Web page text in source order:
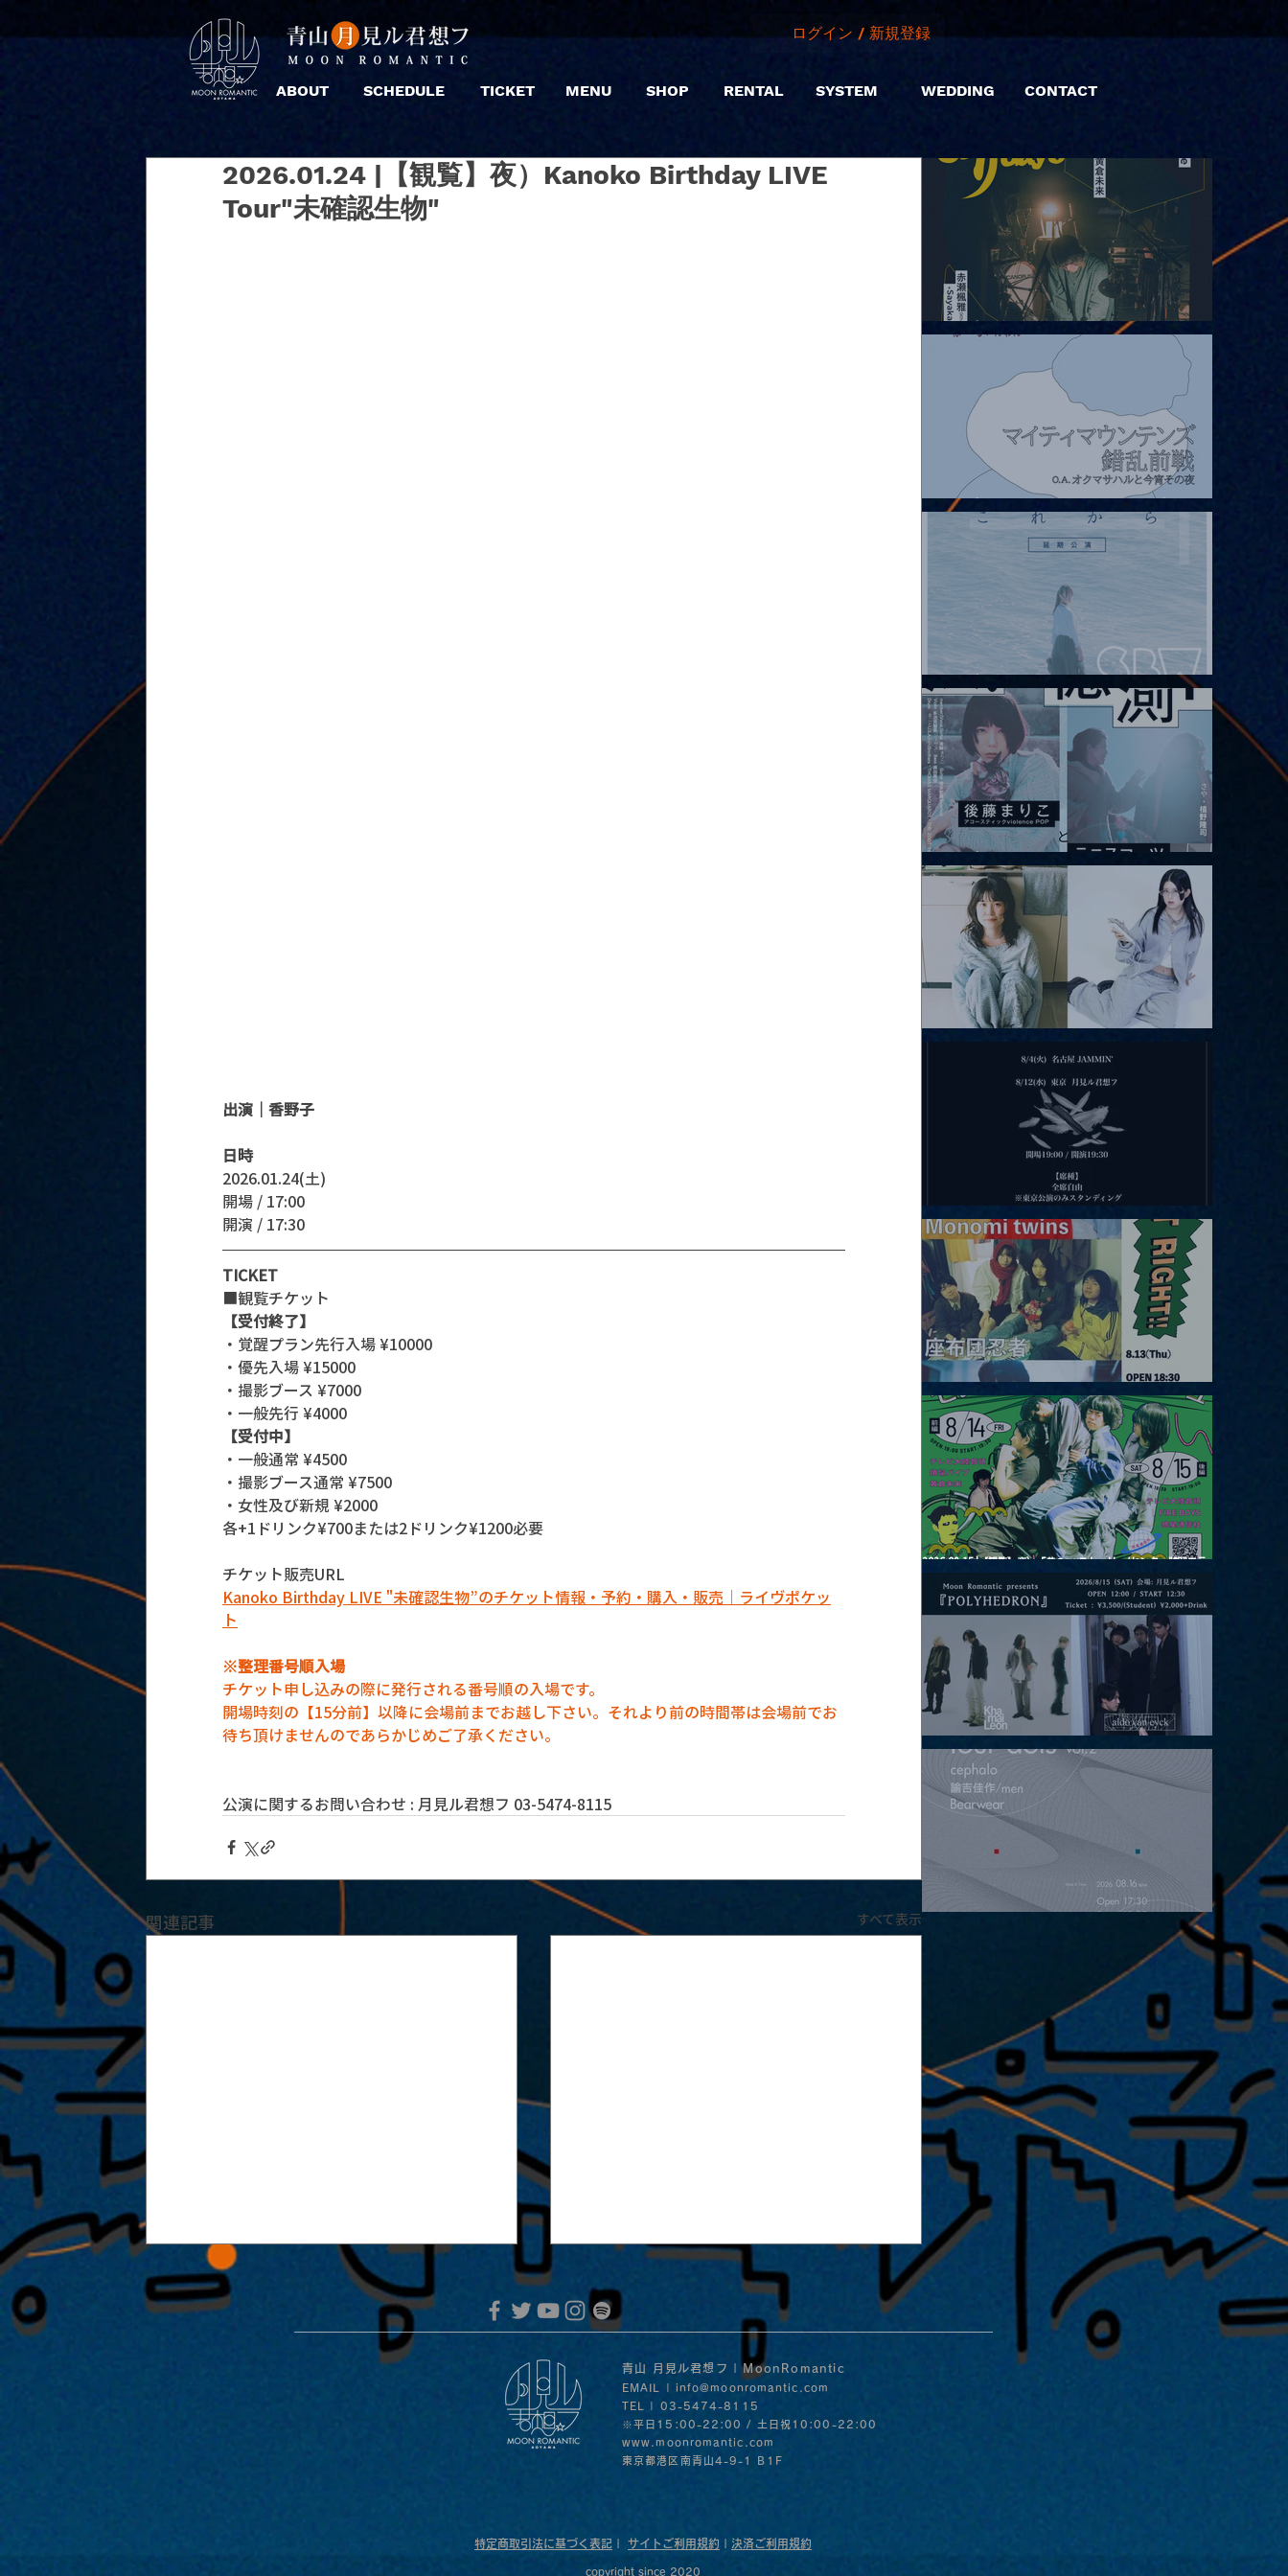
ABOUT SCHEDULE TICKET MENU SHOP
ログイン / 新規登録
RENTAL SYSTEM WEDDING CONTACT
2026.01.24 |【観覧】夜）Kanoko Birthday LIVE
Tour"未確認生物"
出演｜香野子
日時
2026.01.24(土)
開場 / 17:00
開演 / 17:30
TICKET
■観覧チケット
【受付終了】
・覚醒プラン先行入場 ¥10000
・優先入場 ¥15000
・撮影ブース ¥7000
・一般先行 ¥4000
【受付中】
・一般通常 ¥4500
・撮影ブース通常 ¥7500
・女性及び新規 ¥2000
各+1ドリンク¥700または2ドリンク¥1200必要
チケット販売URL
Kanoko Birthday LIVE "未確認生物”のチケット情報・予約・購入・販売｜ライヴポケッ
ト
※整理番号順入場
チケット申し込みの際に発行される番号順の入場です。
開場時刻の【15分前】以降に会場前までお越し下さい。それより前の時間帯は会場前でお
待ち頂けませんのであらかじめご了承ください。
公演に関するお問い合わせ : 月見ル君想フ 03-5474-8115
関連記事 すべて表示
2026.08.06 |【観覧】hamachiまつり2026２days-月見ル君想フ編
2026.08.07 |【観覧】マイティマウンテンズpresents. “HALL-IN-
2026.08.08 |【観覧】Oaiko pre.「これから」延期公演 Blurred
City Lights × 17歳とベルリンの壁
2026.08.10 |【観覧】「巷のmyストーリー/風の憶測1～後藤まりこ
アコースティックviolence POPとテニスコーツ」
2026.08.12 |【観覧】田澤孝介 ソロワンマン 「Ballad Box 2026」
2026.08.13 |【観覧】JUST RIGHT!! vol.26
2026.08.15 |【観覧】夜）『巷のmyストーリー/センター"訳"フラ
ッシュ⚡️後編』
2026.08.15 |【観覧】昼）月見ルpre.『POLYHEDRON』
青山 月見ル君想フ | MoonRomantic
EMAIL |
info@moonromantic.com
TEL | 03-5474-8115
※平日15:00-22:00 / 土日祝10:00-22:00
www.moonromantic.com
​東京都港区南青山4-9-1 B1F
特定商取引法に基づく表記 サイトご利用規約 決済ご利用規約
copyright since 2020